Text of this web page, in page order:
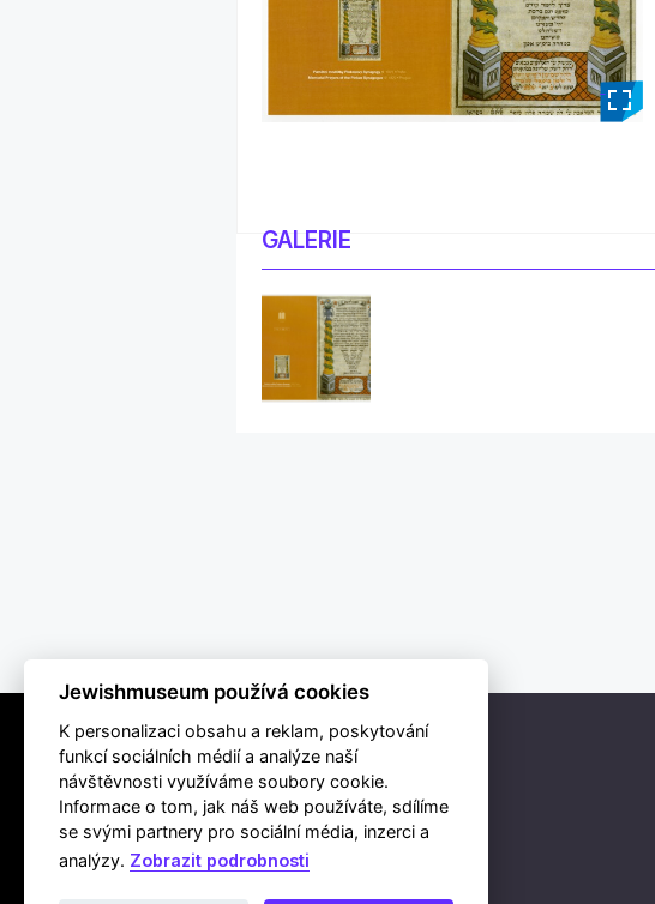
_
GALERIE
Jewishmuseum používá cookies
K personalizaci obsahu a reklam, poskytování
funkcí sociálních médií a analýze naší
návštěvnosti využíváme soubory cookie.
Informace o tom, jak náš web používáte, sdílíme
se svými partnery pro sociální média, inzerci a
analýzy. Zobrazit podrobnosti